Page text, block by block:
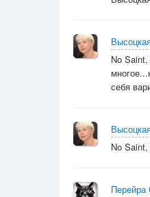
No
себя
No
Перейра